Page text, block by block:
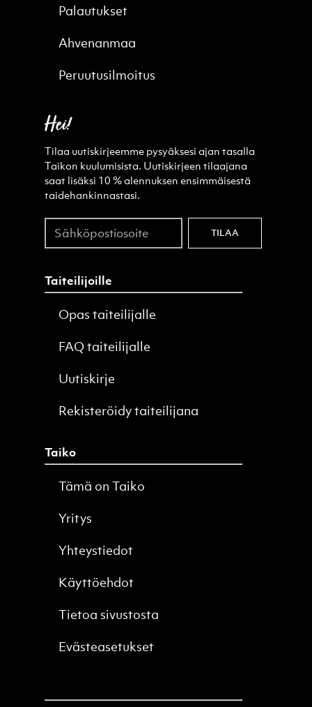
Palautukset
Ahvenanmaa
Peruutusilmoitus
Hei!
Tilaa uutiskirjeemme pysyäksesi ajan tasalla
Taikon kuulumisista. Uutiskirjeen tilaajana
saat lisäksi 10 % alennuksen ensimmäisestä
taidehankinnastasi.
Sähköpostiosoite TILAA
Taiteilijoille
Opas taiteilijalle
FAQ taiteilijalle
Uutiskirje
Rekisteröidy taiteilijana
Taiko
Tämä on Taiko
Yritys
Yhteystiedot
Käyttöehdot
Tietoa sivustosta
Evästeasetukset